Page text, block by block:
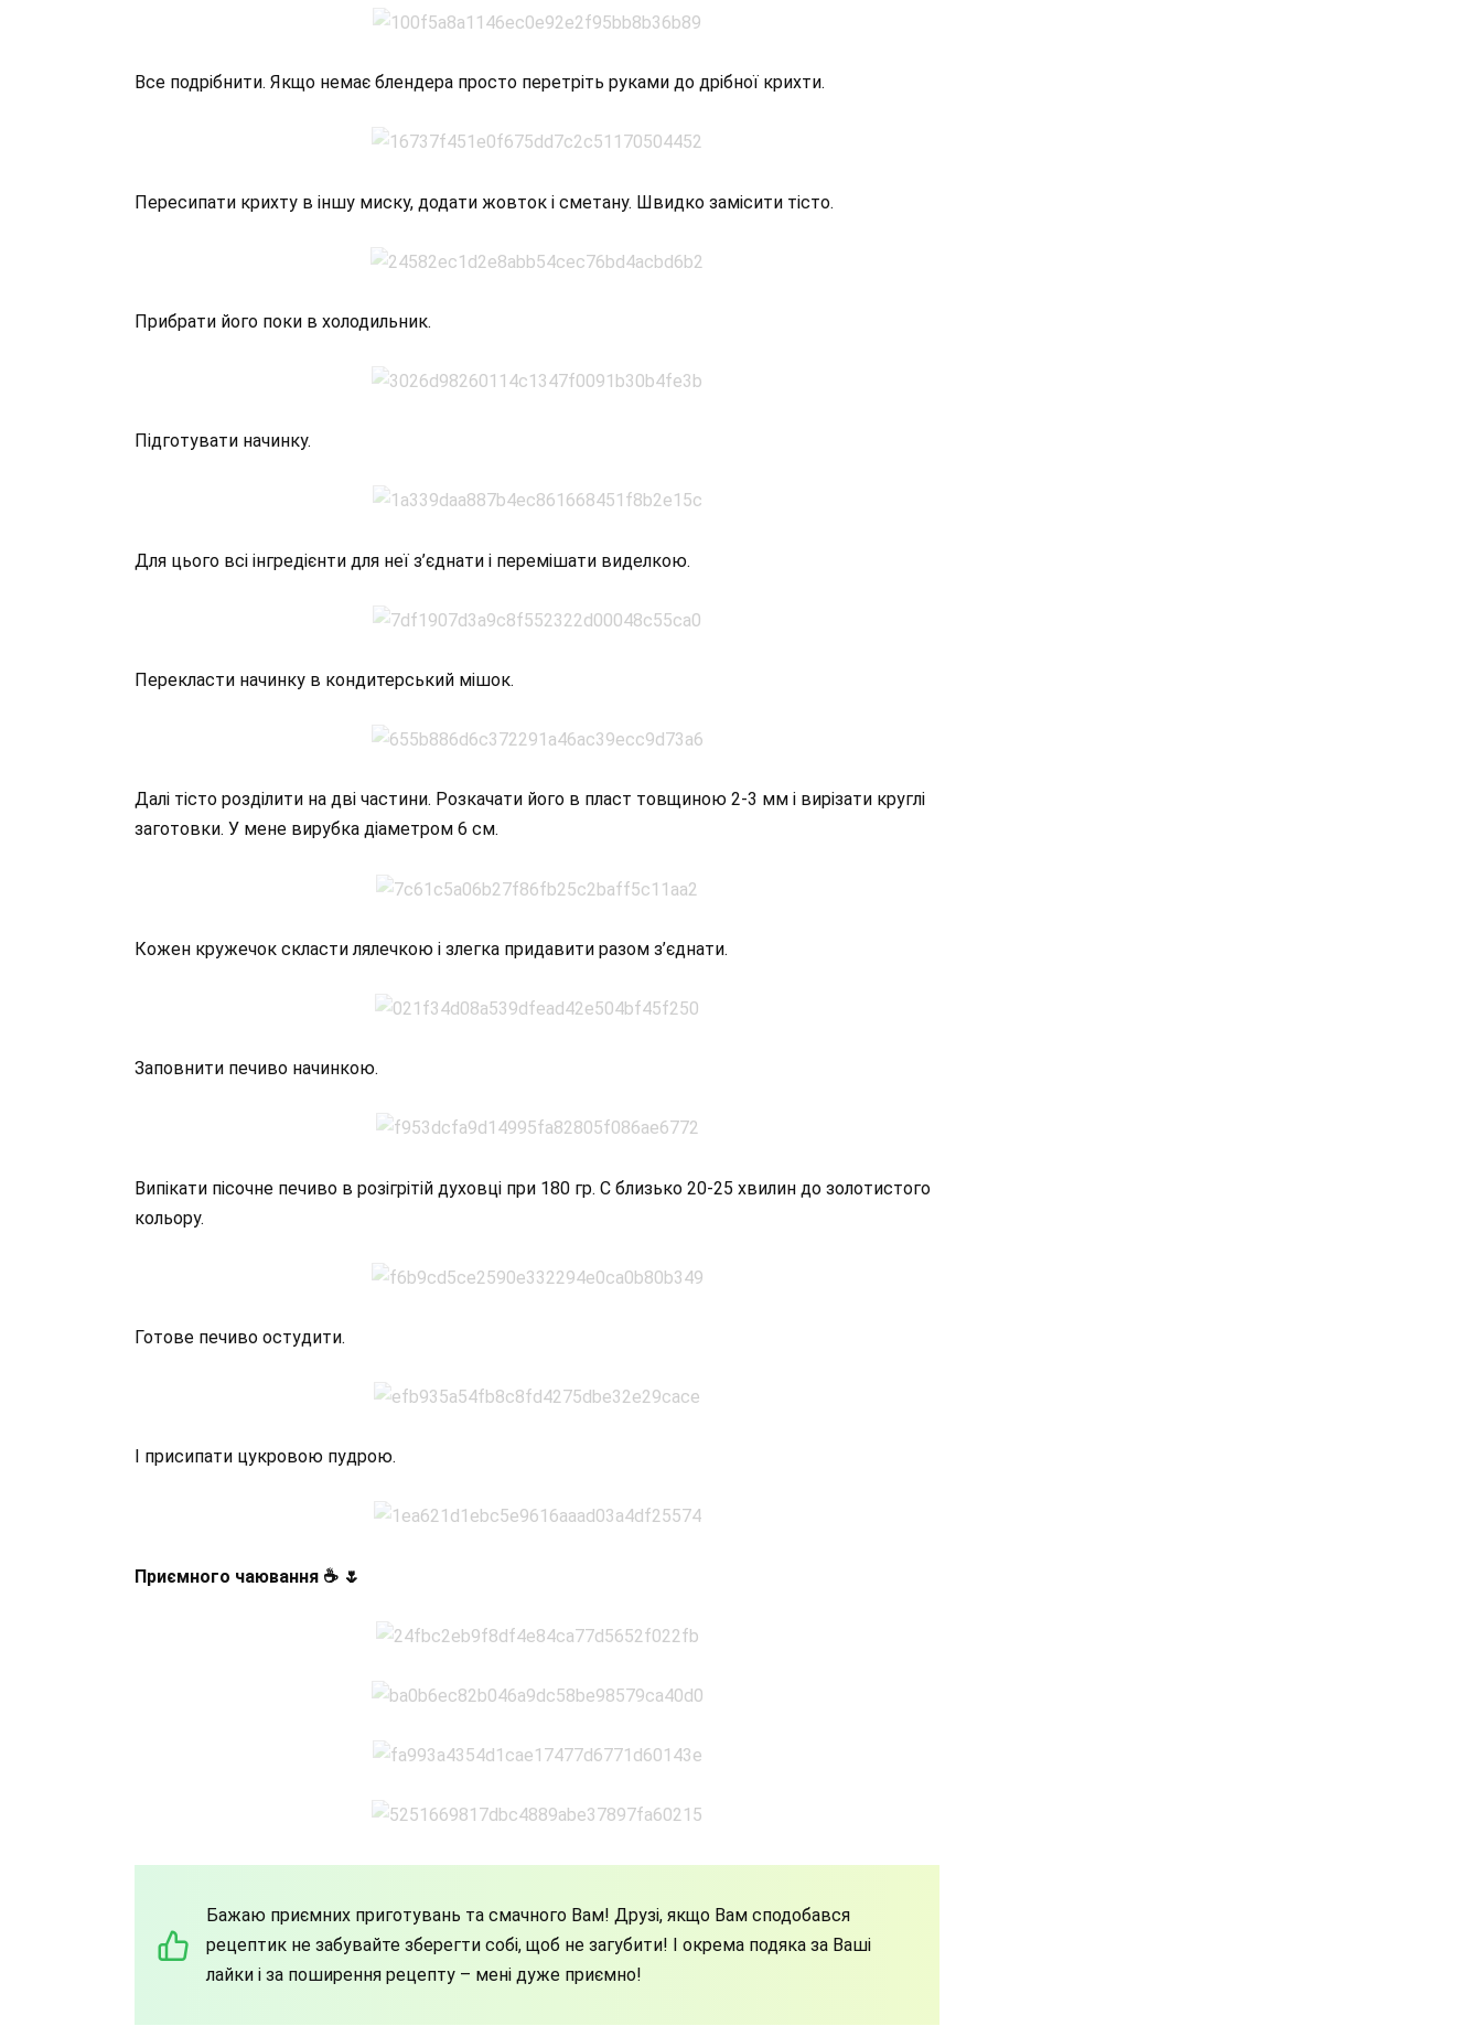
Все подрібнити. Якщо немає блендера просто перетріть руками до дрібної крихти.
Пересипати крихту в іншу миску, додати жовток і сметану. Швидко замісити тісто.
Прибрати його поки в холодильник.
Підготувати начинку.
Для цього всі інгредієнти для неї з’єднати і перемішати виделкою.
Перекласти начинку в кондитерський мішок.
Далі тісто розділити на дві частини. Розкачати його в пласт товщиною 2-3 мм і вирізати круглі
заготовки. У мене вирубка діаметром 6 см.
Кожен кружечок скласти лялечкою і злегка придавити разом з’єднати.
Заповнити печиво начинкою.
Випікати пісочне печиво в розігрітій духовці при 180 гр. С близько 20-25 хвилин до золотистого
кольору.
Готове печиво остудити.
І присипати цукровою пудрою.
Приємного чаювання ☕ 🌷
Бажаю приємних приготувань та смачного Вам! Друзі, якщо Вам сподобався
рецептик не забувайте зберегти собі, щоб не загубити! І окрема подяка за Ваші
лайки і за поширення рецепту – мені дуже приємно!